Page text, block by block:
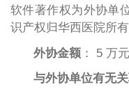
软件著作权为外协单
识产权归华西医院所有
外协金额 ： 5 万
与外协单位有无